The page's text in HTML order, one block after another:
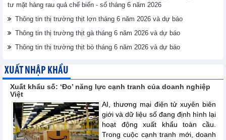
tư mặt hàng rau quả chế biến - số tháng 6 năm 2026
Thông tin thị trường thịt lợn tháng 6 năm 2026 và dự báo
Thông tin thị trường thịt gà tháng 6 năm 2026 và dự báo
Thông tin thị trường thịt bò tháng 6 năm 2026 và dự báo
XUẤT NHẬP KHẨU
Xuất khẩu số: ‘Đo’ năng lực cạnh tranh của doanh nghiệp
Việt
AI, thương mại điện tử xuyên biên
giới và dữ liệu số đang định hình lại
hoạt động xuất khẩu toàn cầu.
Trong cuộc cạnh tranh mới, doanh